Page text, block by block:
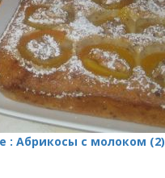
: Абрикосы с молоком (2)